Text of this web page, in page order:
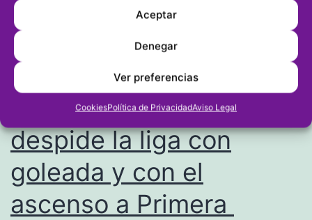
Aceptar
Denegar
Ver preferencias
CookiesPolítica de PrivacidadAviso Legal
jornada
en
la
que
pierden
Dénia
Segunda Regional
Valenta: El Ondarense
despide la liga con
goleada y con el
ascenso a Primera